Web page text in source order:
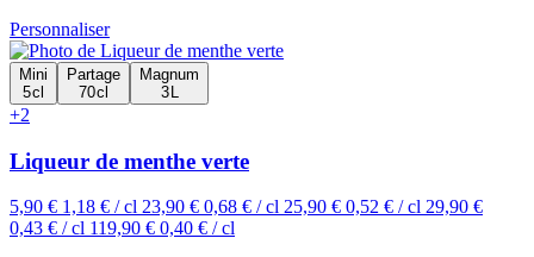
Personnaliser
Mini
5 cl
Partage
70 cl
Magnum
3 L
+2
Liqueur de menthe verte
5,90 € 1,18 € / cl 23,90 € 0,68 € / cl 25,90 € 0,52 € / cl 29,90 €
0,43 € / cl 119,90 € 0,40 € / cl